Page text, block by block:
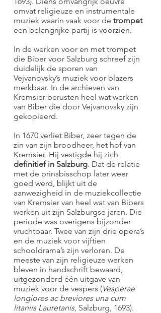
omvat religieuze en instrumentale
muziek waarin vaak voor de trompet
een belangrijke partij is voorzien.
In de werken voor en met trompet
die Biber voor Salzburg schreef zijn
duidelijk de sporen van
Vejvanovsky’s muziek voor blazers
merkbaar. In de archieven van
Kremsier berusten heel wat werken
van Biber die door Vejvanovsky zijn
gekopieerd.
In 1670 verliet Biber, zeer tegen de
zin van zijn broodheer, het hof van
Kremsier. Hij vestigde hij zich
definitief in Salzburg. Dat de relatie
met de prinsbisschop later weer
goed werd, blijkt uit de
aanwezigheid in de muziekcollectie
van Kremsier van heel wat van Bibers
werken uit zijn Salzburgse jaren. Die
periode was overigens bijzonder
vruchtbaar. Twee van zijn drie opera’s
en de muziek voor vijftien
schooldrama’s zijn verloren. De
meeste van zijn religieuze werken
bleven in handschrift bewaard,
uitgezonderd één uitgave van
muziek voor de vespers (Vesperae
longiores ac breviores una cum
litaniis Lauretanis, Salzburg, 1693).